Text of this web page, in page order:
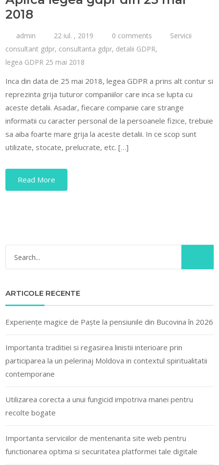
2018
admin 22 iul. , 2019 0 comments
Servicii
consultant gdpr, consultanta gdpr, detalii GDPR,
legea GDPR 25 mai 2018
Inca din data de 25 mai 2018, legea GDPR a prins alt contur si
reprezinta grija tuturor companiilor care inca se lupta cu
aceste detalii. Asadar, fiecare companie care strange
informatii cu caracter personal de la persoanele fizice, trebuie
sa aiba foarte mare grija la aceste detalii. In ce scop sunt
utilizate, stocate, prelucrate, etc. […]
Read More
ARTICOLE RECENTE
Experiențe magice de Paște la pensiunile din Bucovina în 2026
Importanta traditiei si regasirea linistii interioare prin
participarea la un pelerinaj Moldova in contextul spiritualitatii
contemporane
Utilizarea corecta a unui fungicid impotriva manei pentru
recolte bogate
Importanta serviciilor de mentenanta site web pentru
functionarea optima si securitatea platformei tale digitale